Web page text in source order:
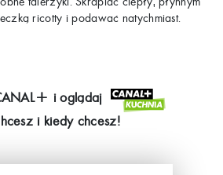
ricotty i podawać natychmiast.
i oglądaj
i kiedy chcesz!